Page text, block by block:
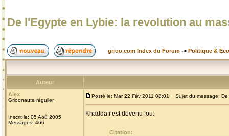
De l'Egypte en Lybie: la revolution au
grioo.com Index du Forum -> Politique &
Auteur
Alex
Grioonaute régulier
Inscrit le: 05 Aoû 2005
Messages: 466
Posté le: Mar 22 Fév 2011 08:01 Sujet du message: De
Khaddafi est devenu fou:
Citation: